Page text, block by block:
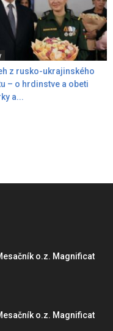
z rusko-ukrajinského
– o hrdinstve a obeti
a...
o.z. Magnificat
o.z. Magnificat